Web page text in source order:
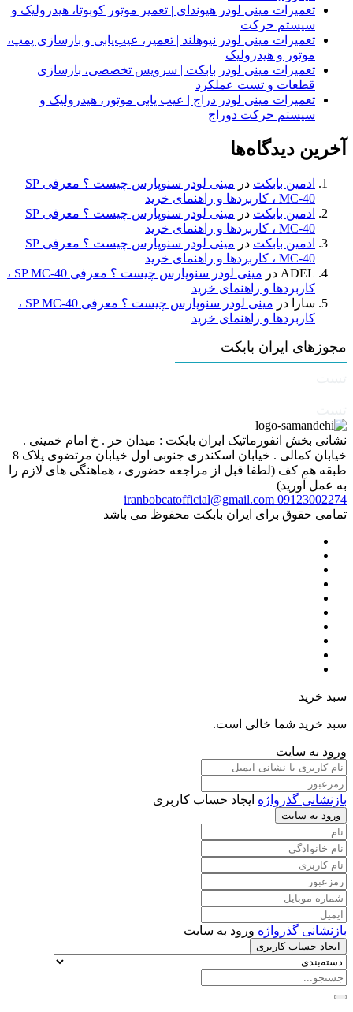
تعمیرات مینی لودر هیوندای | تعمیر موتور کوبوتا، هیدرولیک و
سیستم حرکت
تعمیرات مینی لودر نیوهلند | تعمیر، عیب‌یابی و بازسازی پمپ،
موتور و هیدرولیک
تعمیرات مینی لودر بابکت | سرویس تخصصی، بازسازی
قطعات و تست عملکرد
تعمیرات مینی لودر دراج | عیب یابی موتور، هیدرولیک و
سیستم حرکت دوراج
آخرین دیدگاه‌ها
ادمین بابکت در
مینی لودر سنوپارس چیست ؟ معرفی SP
MC-40 ، کاربردها و راهنمای خرید
ادمین بابکت در
مینی لودر سنوپارس چیست ؟ معرفی SP
MC-40 ، کاربردها و راهنمای خرید
ادمین بابکت در
مینی لودر سنوپارس چیست ؟ معرفی SP
MC-40 ، کاربردها و راهنمای خرید
ADEL در
مینی لودر سنوپارس چیست ؟ معرفی SP MC-40 ،
کاربردها و راهنمای خرید
سارا
در
مینی لودر سنوپارس چیست ؟ معرفی SP MC-40 ،
کاربردها و راهنمای خرید
مجوزهای ایران بابکت
نشانی بخش انفورماتیک ایران بابکت : میدان حر . خ امام خمینی .
خیابان کمالی . خیابان اسکندری جنوبی اول خیابان مرتضوی پلاک 8
طبقه هم کف (لطفا قبل از مراجعه حضوری ، هماهنگی های لازم را
به عمل آورید)
09123002274
iranbobcatofficial@gmail.com
تمامی حقوق برای ایران بابکت محفوظ می باشد
سبد خرید
سبد خرید شما خالی است.
ورود به سایت
بازنشانی گذرواژه ایجاد حساب کاربری
ورود به سایت
بازنشانی گذرواژه ورود به سایت
ایجاد حساب کاربری